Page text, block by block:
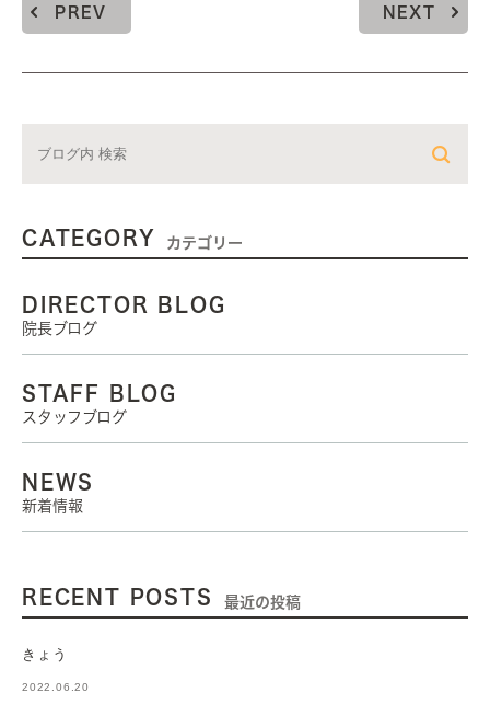
PREV NEXT
CATEGORY カテゴリー
DIRECTOR BLOG
院長ブログ
STAFF BLOG
スタッフブログ
NEWS
新着情報
RECENT POSTS 最近の投稿
きょう
2022.06.20